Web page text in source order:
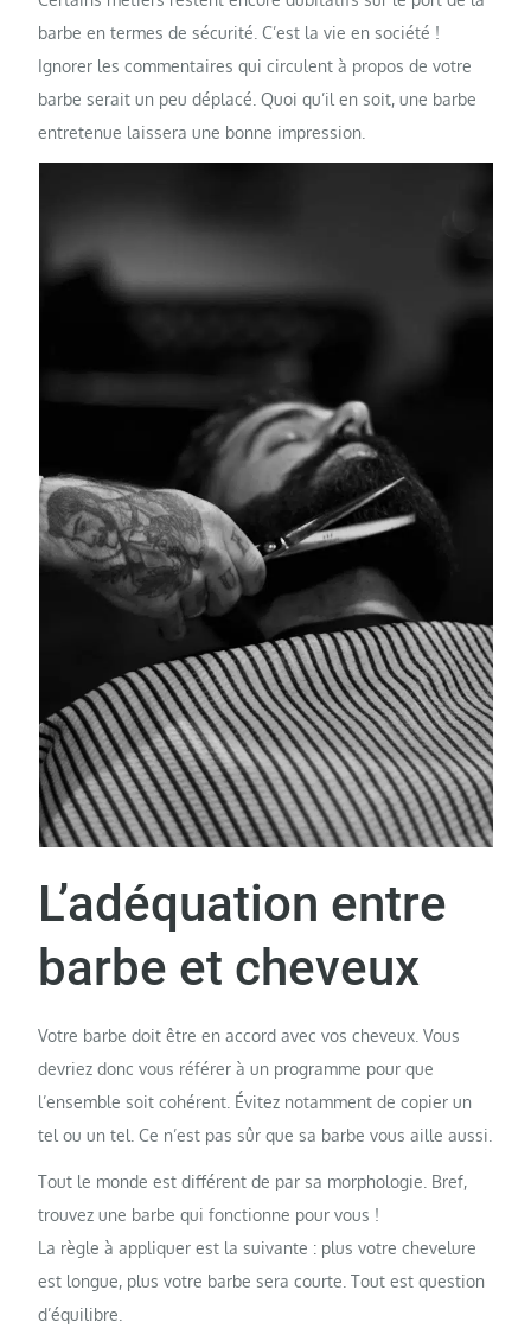
barbe en termes de sécurité. C’est la vie en société !
Ignorer les commentaires qui circulent à propos de votre
barbe serait un peu déplacé. Quoi qu’il en soit, une barbe
entretenue laissera une bonne impression.
L’adéquation entre
barbe et cheveux
Votre barbe doit être en accord avec vos cheveux. Vous
devriez donc vous référer à un programme pour que
l’ensemble soit cohérent. Évitez notamment de copier un
tel ou un tel. Ce n’est pas sûr que sa barbe vous aille aussi.
Tout le monde est différent de par sa morphologie. Bref,
trouvez une barbe qui fonctionne pour vous !
La règle à appliquer est la suivante : plus votre chevelure
est longue, plus votre barbe sera courte. Tout est question
d’équilibre.